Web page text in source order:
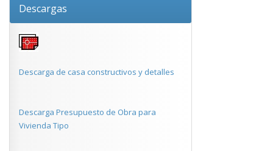
Descargas
Descarga de casa constructivos y detalles
Descarga Presupuesto de Obra para
Vivienda Tipo